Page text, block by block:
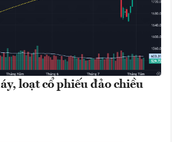
loạt cổ phiếu đảo chiều